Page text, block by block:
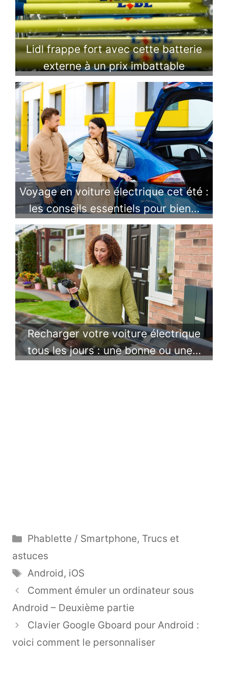
Lidl frappe fort avec cette batterie
externe à un prix imbattable
Voyage en voiture électrique cet été :
les conseils essentiels pour bien…
Recharger votre voiture électrique
tous les jours : une bonne ou une…
Catégories
Phablette / Smartphone, Trucs et
astuces
Étiquettes
Android, iOS
Comment émuler un ordinateur sous
Android – Deuxième partie
Clavier Google Gboard pour Android :
voici comment le personnaliser